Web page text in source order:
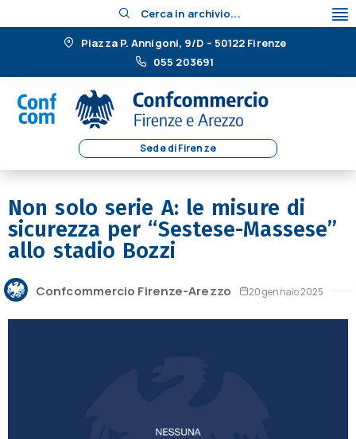
Cerca in archivio...
Piazza P. Annigoni, 9/D – 50122 Firenze
055 203691
Sede di Firenze
Non solo serie A: le misure di
sicurezza per “Sestese-Massese”
allo stadio Bozzi
Confcommercio Firenze-Arezzo 20 gennaio 2025